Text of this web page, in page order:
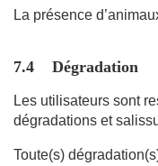
La présence
7.4 Dégradation
Les utilisateurs sont
dégradations et
Toute(s)